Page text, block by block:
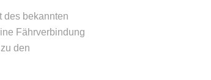
des bekannten
Fährverbindung
den